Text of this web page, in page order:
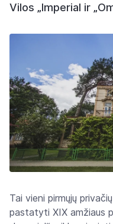
Vilos „Imperial ir
Tai vieni pirmųjų
pastatyti XIX amžiaus